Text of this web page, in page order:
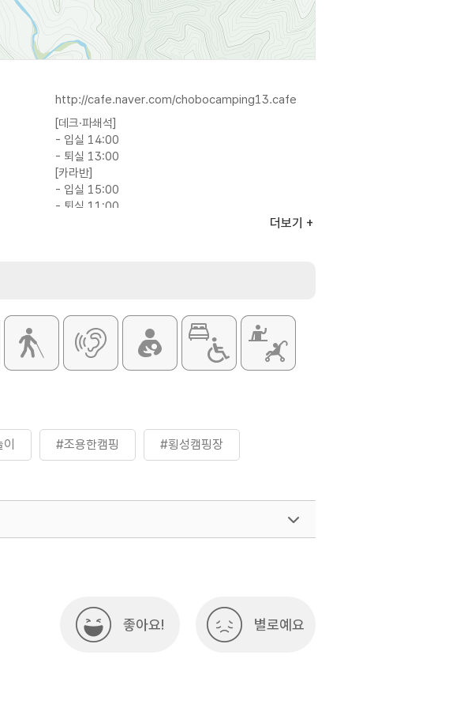
http://cafe.naver.com/chobocamping13.cafe
[데크·파쇄석]
- 입실 14:00
- 퇴실 13:00
[카라반]
- 입실 15:00
- 퇴실 11:00
더보기
#조용한캠핑 #횡성캠핑장
좋아요! 별로예요